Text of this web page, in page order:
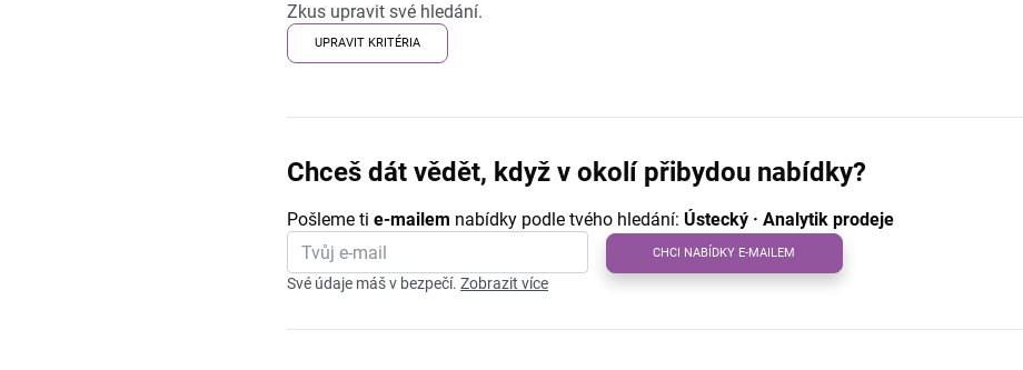
Zkus upravit své hledání.
UPRAVIT KRITÉRIA
Chceš dát vědět, když v okolí přibydou nabídky?
Pošleme ti e-mailem nabídky podle tvého hledání: Ústecký · Analytik prodeje
CHCI NABÍDKY E-MAILEM
Své údaje máš v bezpečí. Zobrazit více